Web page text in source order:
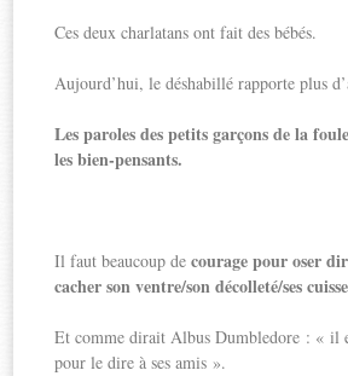
Ces deux charlatans ont fait des bébés.
Aujourd’hui, le déshabillé rapporte plus
Les paroles des petits garçons de la
les bien-pensants.
Il faut beaucoup decourage pour oser
cacher son ventre/son décolleté/ses
Et comme dirait Albus Dumbledore : « il
pour le dire à ses amis ».